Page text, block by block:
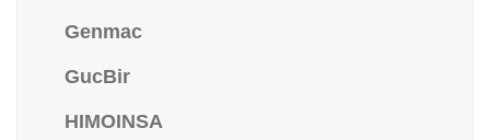
Genmac
GucBir
HIMOINSA